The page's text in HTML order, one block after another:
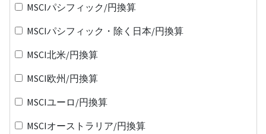
MSCIパシフィック/円換算
MSCIパシフィック・除く日本/円換算
MSCI北米/円換算
MSCI欧州/円換算
MSCIユーロ/円換算
MSCIオーストラリア/円換算